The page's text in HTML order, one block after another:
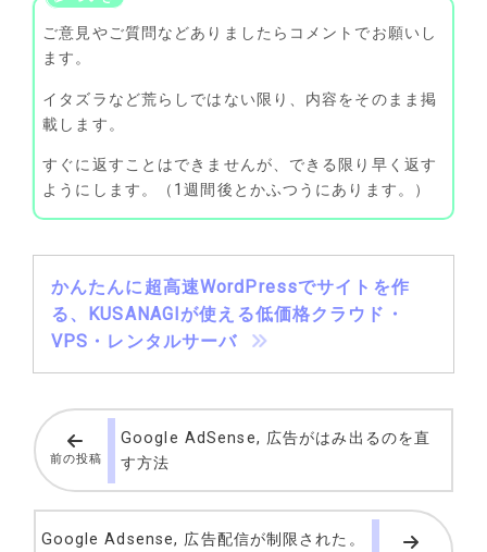
ご意見やご質問などありましたらコメントでお願いし
ます。
イタズラなど荒らしではない限り、内容をそのまま掲
載します。
すぐに返すことはできませんが、できる限り早く返す
ようにします。（1週間後とかふつうにあります。）
かんたんに超高速WordPressでサイトを作
る、KUSANAGIが使える低価格クラウド・
VPS・レンタルサーバ
前の投稿
Google AdSense, 広告がはみ出るのを直
す方法
Google Adsense, 広告配信が制限された。